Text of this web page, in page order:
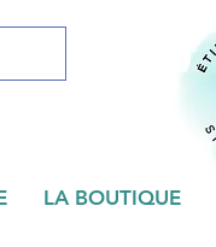
LA BOUTIQUE